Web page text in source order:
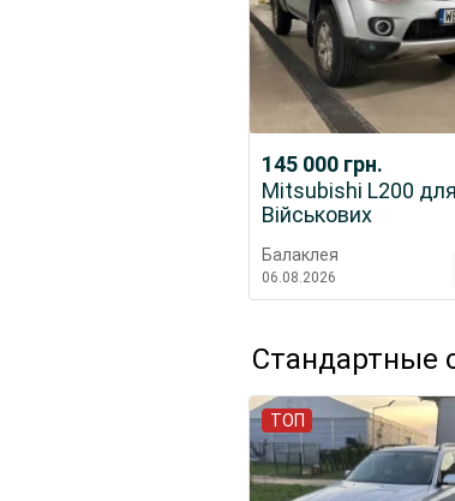
145 000 грн.
Mitsubishi L200 для
Військових
Балаклея
06.08.2026
Стандартные
ТОП